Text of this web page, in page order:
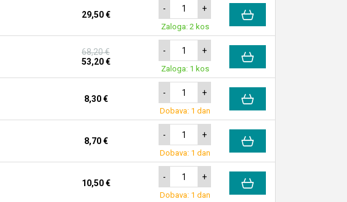
29,50 €
- +
Zaloga: 2 kos
68,20 €
53,20 €
- +
Zaloga: 1 kos
8,30 €
- +
Dobava: 1 dan
8,70 €
- +
Dobava: 1 dan
10,50 €
- +
Dobava: 1 dan